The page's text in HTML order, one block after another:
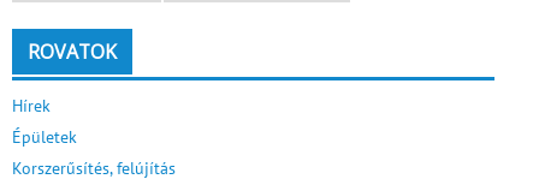
ROVATOK
Hírek
Épületek
Korszerűsítés, felújítás